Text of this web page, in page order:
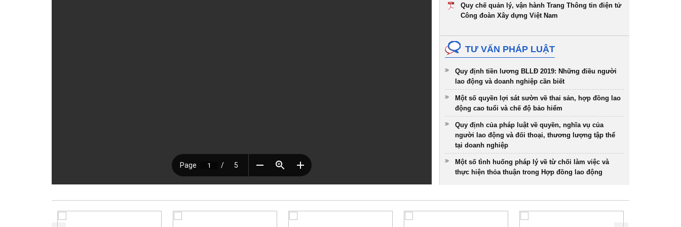
Quy chế quản lý, vận hành Trang Thông tin điện tử
Công đoàn Xây dựng Việt Nam
TƯ VẤN PHÁP LUẬT
Quy định tiền lương BLLĐ 2019: Những điều người
lao động và doanh nghiệp cần biết
Một số quyền lợi sát sườn về thai sản, hợp đồng lao
động cao tuổi và chế độ bảo hiểm
Quy định của pháp luật về quyền, nghĩa vụ của
người lao động và đối thoại, thương lượng tập thể
tại doanh nghiệp
Một số tình huống pháp lý về từ chối làm việc và
thực hiện thỏa thuận trong Hợp đồng lao động